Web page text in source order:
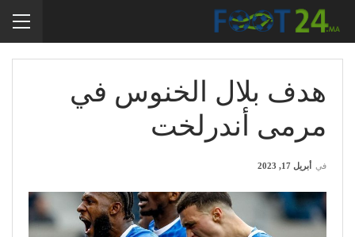
هدف بلال الخنوس في
مرمى أندرلخت
في أبريل 17, 2023